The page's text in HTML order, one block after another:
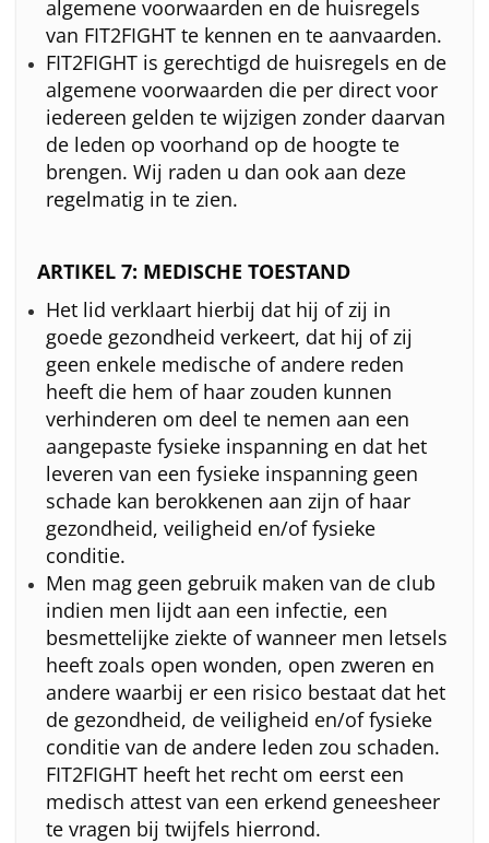
algemene voorwaarden en de huisregels
van FIT2FIGHT te kennen en te aanvaarden.
FIT2FIGHT is gerechtigd de huisregels en de
algemene voorwaarden die per direct voor
iedereen gelden te wijzigen zonder daarvan
de leden op voorhand op de hoogte te
brengen. Wij raden u dan ook aan deze
regelmatig in te zien.
ARTIKEL 7: MEDISCHE TOESTAND
Het lid verklaart hierbij dat hij of zij in
goede gezondheid verkeert, dat hij of zij
geen enkele medische of andere reden
heeft die hem of haar zouden kunnen
verhinderen om deel te nemen aan een
aangepaste fysieke inspanning en dat het
leveren van een fysieke inspanning geen
schade kan berokkenen aan zijn of haar
gezondheid, veiligheid en/of fysieke
conditie.
Men mag geen gebruik maken van de club
indien men lijdt aan een infectie, een
besmettelijke ziekte of wanneer men letsels
heeft zoals open wonden, open zweren en
andere waarbij er een risico bestaat dat het
de gezondheid, de veiligheid en/of fysieke
conditie van de andere leden zou schaden.
FIT2FIGHT heeft het recht om eerst een
medisch attest van een erkend geneesheer
te vragen bij twijfels hierrond.